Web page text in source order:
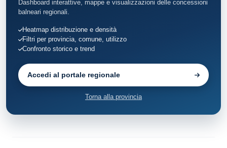
Dashboard interattive, mappe e visualizzazioni delle concessioni
balneari regionali.
Heatmap distribuzione e densità
Filtri per provincia, comune, utilizzo
Confronto storico e trend
Accedi al portale regionale
Torna alla provincia